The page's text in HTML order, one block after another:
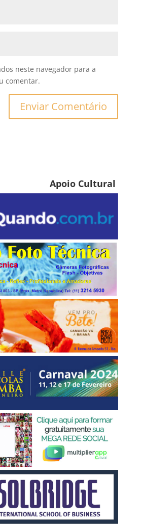
neste navegador para a
comentar.
Apoio Cultural